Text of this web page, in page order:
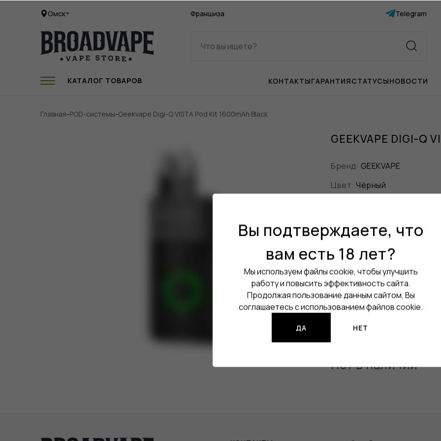
Омск Франшиза Telegram
КАТАЛОГ ТОВАРОВ КОНТАКТЫГАРАНТИЯСТАТУСЫНОВОСТИ
Главная-POD-системы-Geekvape Digi-Q VISTA Pod Kit 1600mAh Black
GEEKVAPE DIGI-Q
Бренд: GEEKVAPE
Цвет: Чёрный
Аккумулятор:
Встроенный
Ёмкость аккумулятора:
Все характеристики
Изображения продукции могут
Нет в наличии
Вы подтверждаете, что
вам есть 18 лет?
Мы используем файлы cookie, чтобы улучшить
работу и повысить эффективность сайта.
Продолжая пользование данным сайтом, Вы
соглашаетесь с использованием файлов cookie.
ДА НЕТ